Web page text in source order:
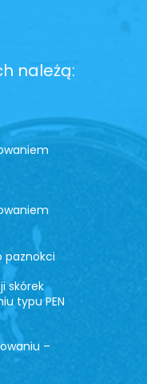
należą:
paznokci
skórek
typu PEN
–